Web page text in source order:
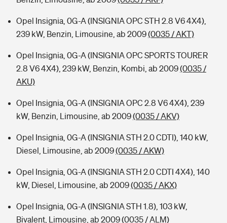
Opel Insignia, 0G-A (INSIGNIA OPC STH 2.8 V6 4X4),
239 kW, Benzin, Limousine, ab 2009(0035 / AKT)
Opel Insignia, 0G-A (INSIGNIA OPC SPORTS TOURER
2.8 V6 4X4), 239 kW, Benzin, Kombi, ab 2009(0035 /
AKU)
Opel Insignia, 0G-A (INSIGNIA OPC 2.8 V6 4X4), 239
kW, Benzin, Limousine, ab 2009(0035 / AKV)
Opel Insignia, 0G-A (INSIGNIA STH 2.0 CDTI), 140 kW,
Diesel, Limousine, ab 2009(0035 / AKW)
Opel Insignia, 0G-A (INSIGNIA STH 2.0 CDTI 4X4), 140
kW, Diesel, Limousine, ab 2009(0035 / AKX)
Opel Insignia, 0G-A (INSIGNIA STH 1.8), 103 kW,
Bivalent, Limousine, ab 2009(0035 / ALM)